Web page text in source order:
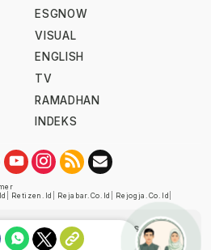
ESGNOW
VISUAL
ENGLISH
TV
RAMADHAN
INDEKS
Retizen.id Rejabar.co.id Rejogja.co.id
oleh Dewan Pers
Verifikasi/K/XII/2022